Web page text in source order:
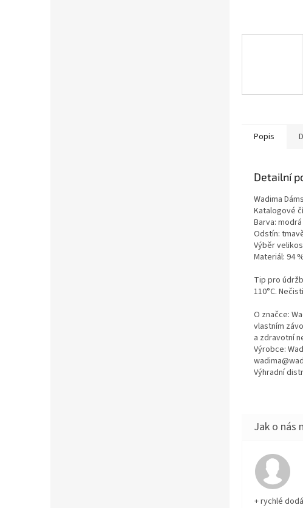
Popis
Detailní
Wadima
Katalogové
Barva: modrá
Odstín:
Výběr
Materiál: 94
Tip pro
110°C.
O značce:
vlastním
a zdravotní
Výrobce:
Výhradní
+ rychlé